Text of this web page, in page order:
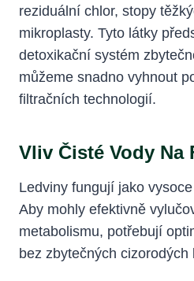
reziduální chlor, stopy
mikroplasty. Tyto látky
detoxikační systém
můžeme snadno vyhnout
filtračních technologií.
Vliv Čisté Vody Na
Ledviny fungují jako
Aby mohly efektivně
metabolismu, potřebují
bez zbytečných cizorodých